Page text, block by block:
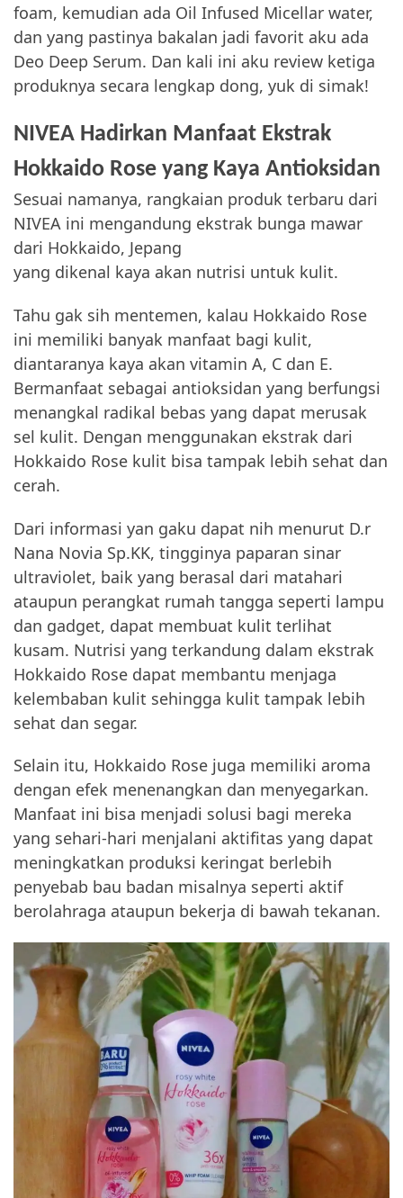
foam, kemudian ada Oil Infused Micellar water,
dan yang pastinya bakalan jadi favorit aku ada
Deo Deep Serum. Dan kali ini aku review ketiga
produknya secara lengkap dong, yuk di simak!
NIVEA Hadirkan Manfaat Ekstrak
Hokkaido Rose yang Kaya Antioksidan
Sesuai namanya, rangkaian produk terbaru dari
NIVEA ini mengandung ekstrak bunga mawar
dari Hokkaido, Jepang
yang dikenal kaya akan nutrisi untuk kulit.
Tahu gak sih mentemen, kalau Hokkaido Rose
ini memiliki banyak manfaat bagi kulit,
diantaranya kaya akan vitamin A, C dan E.
Bermanfaat sebagai antioksidan yang berfungsi
menangkal radikal bebas yang dapat merusak
sel kulit. Dengan menggunakan ekstrak dari
Hokkaido Rose kulit bisa tampak lebih sehat dan
cerah.
Dari informasi yan gaku dapat nih menurut D.r
Nana Novia Sp.KK, tingginya paparan sinar
ultraviolet, baik yang berasal dari matahari
ataupun perangkat rumah tangga seperti lampu
dan gadget, dapat membuat kulit terlihat
kusam. Nutrisi yang terkandung dalam ekstrak
Hokkaido Rose dapat membantu menjaga
kelembaban kulit sehingga kulit tampak lebih
sehat dan segar.
Selain itu, Hokkaido Rose juga memiliki aroma
dengan efek menenangkan dan menyegarkan.
Manfaat ini bisa menjadi solusi bagi mereka
yang sehari-hari menjalani aktifitas yang dapat
meningkatkan produksi keringat berlebih
penyebab bau badan misalnya seperti aktif
berolahraga ataupun bekerja di bawah tekanan.